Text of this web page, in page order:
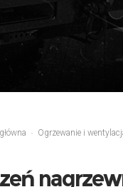
Ogrzewanie i